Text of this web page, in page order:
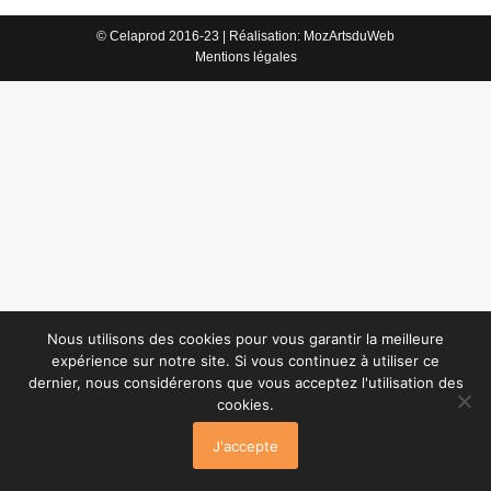
© Celaprod 2016-23 | Réalisation: MozArtsduWeb
Mentions légales
Nous utilisons des cookies pour vous garantir la meilleure
expérience sur notre site. Si vous continuez à utiliser ce
dernier, nous considérerons que vous acceptez l'utilisation des
cookies.
J'accepte